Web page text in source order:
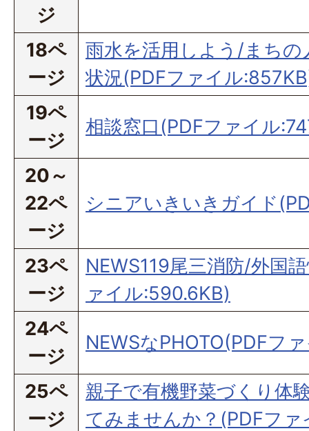
ジ
18ペ
ージ
雨水を活用しよう/まちの
状況(PDFファイル
19ペ
ージ
相談窓口(PDFファイル
20～
22ペ
ージ
シニアいきいきガイド
23ペ
ージ
NEWS119尾三消防/外国
ァイル:590.6KB)
24ペ
ージ
NEWSなPHOTO(PDFフ
25ペ
ージ
親子で有機野菜づくり体
てみませんか？(PDFファ